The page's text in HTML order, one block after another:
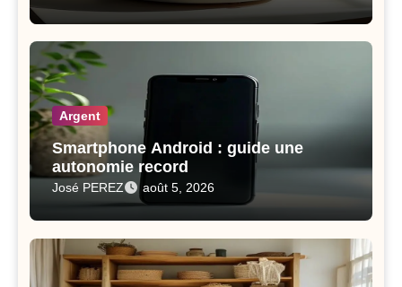
Argent
Smartphone Android : guide une
autonomie record
José PEREZ août 5, 2026